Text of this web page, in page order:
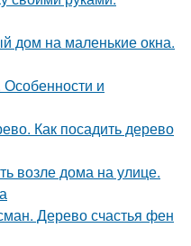
дом на маленькие окна.
и
Как посадить дерево
возле дома на улице.
Дерево счастья фен